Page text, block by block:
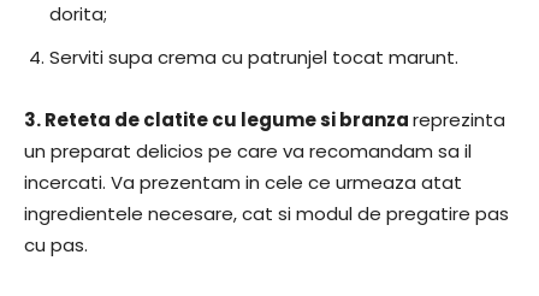
dorita;
Serviti supa crema cu patrunjel tocat marunt.
3.Reteta de clatite cu legume si branzareprezinta
un preparat delicios pe care va recomandam sa il
incercati. Va prezentam in cele ce urmeaza atat
ingredientele necesare, cat si modul de pregatire pas
cu pas.